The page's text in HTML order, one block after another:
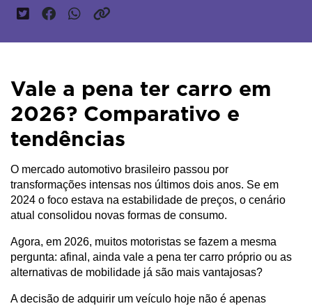
Vale a pena ter carro em
2026? Comparativo e
tendências
O mercado automotivo brasileiro passou por
transformações intensas nos últimos dois anos. Se em
2024 o foco estava na estabilidade de preços, o cenário
atual consolidou novas formas de consumo.
Agora, em 2026, muitos motoristas se fazem a mesma
pergunta: afinal, ainda vale a pena ter carro próprio ou as
alternativas de mobilidade já são mais vantajosas?
A decisão de adquirir um veículo hoje não é apenas